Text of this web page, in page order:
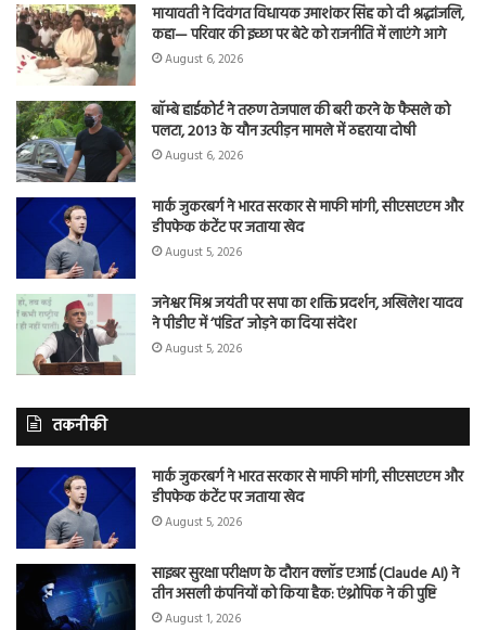
मायावती ने दिवंगत विधायक उमाशंकर सिंह को दी श्रद्धांजलि,
कहा— परिवार की इच्छा पर बेटे को राजनीति में लाएंगे आगे
August 6, 2026
बॉम्बे हाईकोर्ट ने तरुण तेजपाल की बरी करने के फैसले को
पलटा, 2013 के यौन उत्पीड़न मामले में ठहराया दोषी
August 6, 2026
मार्क जुकरबर्ग ने भारत सरकार से माफी मांगी, सीएसएएम और
डीपफेक कंटेंट पर जताया खेद
August 5, 2026
जनेश्वर मिश्र जयंती पर सपा का शक्ति प्रदर्शन, अखिलेश यादव
ने पीडीए में ‘पंडित’ जोड़ने का दिया संदेश
August 5, 2026
तकनीकी
मार्क जुकरबर्ग ने भारत सरकार से माफी मांगी, सीएसएएम और
डीपफेक कंटेंट पर जताया खेद
August 5, 2026
साइबर सुरक्षा परीक्षण के दौरान क्लॉड एआई (Claude AI) ने
तीन असली कंपनियों को किया हैक: एंथ्रोपिक ने की पुष्टि
August 1, 2026